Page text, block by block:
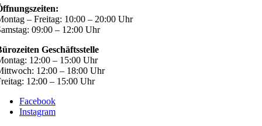
– Freitag: 10:00 – 20:00 Uhr
09:00 – 12:00 Uhr
Geschäftsstelle
12:00 – 15:00 Uhr
12:00 – 18:00 Uhr
12:00 – 15:00 Uhr
Facebook
Instagram